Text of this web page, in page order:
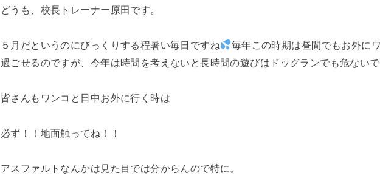
どうも、校長トレーナー原田です。
５月だというのにびっくりする程暑い毎日ですね
毎年この時期は昼間でもお外に
過ごせるのですが、今年は時間を考えないと長時間の遊びはドッグランでも危ない
皆さんもワンコと日中お外に行く時は
必ず！！地面触ってね！！
アスファルトなんかは見た目では分からんので特に。